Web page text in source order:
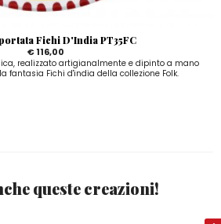
Fichi D'India PT35FC
€ 116,00
realizzato artigianalmente e dipinto a mano
fantasia Fichi d'india della collezione Folk.
queste creazioni!